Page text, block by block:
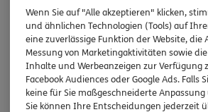
Produkte
Zahnversicherungen
Kfz-Versicherung
Wenn Sie auf "Alle akzeptieren" klicken,
und ähnlichen Technologien (Tools) auf
eine zuverlässige Funktion der Website,
Messung von Marketingaktivitäten sowie
Inhalte und Werbeanzeigen zur Verfügung
Facebook Audiences oder Google Ads. Falls
keine für Sie maßgeschneiderte
Sie können Ihre Entscheidungen jederzeit